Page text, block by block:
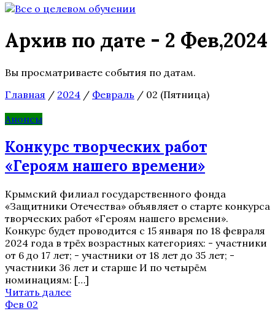
Архив по дате - 2 Фев,2024
Вы просматриваете события по датам.
Главная / 2024 / Февраль / 02 (Пятница)
Анонсы
Конкурс творческих работ
«Героям нашего времени»
Крымский филиал государственного фонда
«Защитники Отечества» объявляет о старте конкурса
творческих работ «Героям нашего времени».
Конкурс будет проводится с 15 января по 18 февраля
2024 года в трёх возрастных категориях: - участники
от 6 до 17 лет; - участники от 18 лет до 35 лет; -
участники 36 лет и старше И по четырём
номинациям: […]
Читать далее
Фев 02